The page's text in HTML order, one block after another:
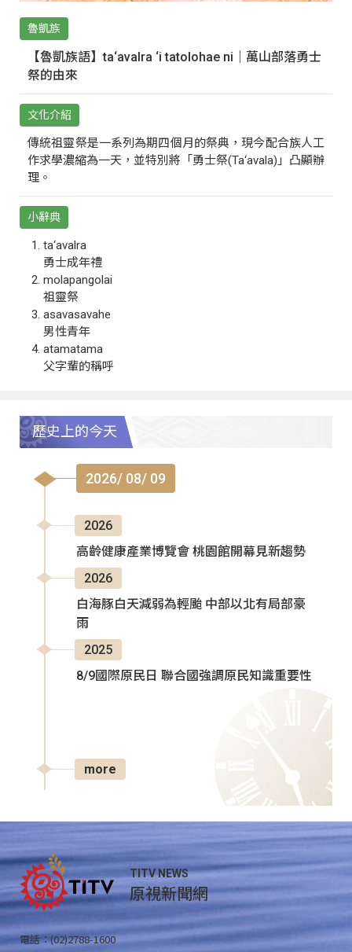
魯凱族
【魯凱族語】ta‘avalra ‘i tatolohae ni｜萬山部落勇士
祭的由來
文化介紹
傳統祖靈祭是一系列為期四個月的祭典，現今配合族人工
作求學濃縮為一天，並特別將「勇士祭(Ta‘avala)」凸顯辦
理。
小辭典
ta‘avalra
勇士成年禮
molapangolai
祖靈祭
asavasavahe
男性青年
atamatama
父字輩的稱呼
歷史上的今天
2026/ 08/ 09
2026
高齡健康產業博覽會 桃園館開幕見新趨勢
2026
白海豚白天減弱為輕颱 中部以北有局部豪
雨
2025
8/9國際原民日 聯合國強調原民知識重要性
more
TITV NEWS
原視新聞網
電話：(02)2788-1600